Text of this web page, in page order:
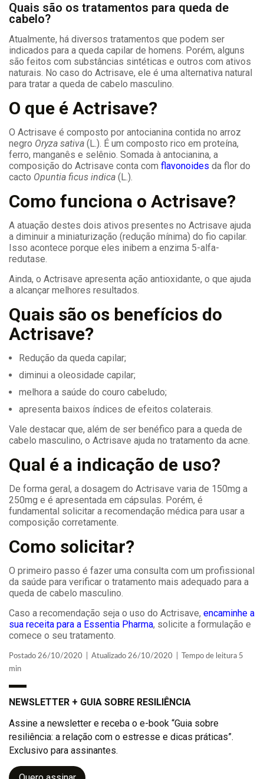
Quais são os tratamentos para queda de
cabelo?
Atualmente, há diversos tratamentos que podem ser
indicados para a queda capilar de homens. Porém, alguns
são feitos com substâncias sintéticas e outros com ativos
naturais. No caso do Actrisave, ele é uma alternativa natural
para tratar a queda de cabelo masculino.
O que é Actrisave?
O Actrisave é composto por antocianina contida no arroz
negro Oryza sativa (L.). É um composto rico em proteína,
ferro, manganês e selênio. Somada à antocianina, a
composição do Actrisave conta com flavonoides da flor do
cacto Opuntia ficus indica (L.).
Como funciona o Actrisave?
A atuação destes dois ativos presentes no Actrisave ajuda
a diminuir a miniaturização (redução mínima) do fio capilar.
Isso acontece porque eles inibem a enzima 5-alfa-
redutase.
Ainda, o Actrisave apresenta ação antioxidante, o que ajuda
a alcançar melhores resultados.
Quais são os benefícios do
Actrisave?
Redução da queda capilar;
diminui a oleosidade capilar;
melhora a saúde do couro cabeludo;
apresenta baixos índices de efeitos colaterais.
Vale destacar que, além de ser benéfico para a queda de
cabelo masculino, o Actrisave ajuda no tratamento da acne.
Qual é a indicação de uso?
De forma geral, a dosagem do Actrisave varia de 150mg a
250mg e é apresentada em cápsulas. Porém, é
fundamental solicitar a recomendação médica para usar a
composição corretamente.
Como solicitar?
O primeiro passo é fazer uma consulta com um profissional
da saúde para verificar o tratamento mais adequado para a
queda de cabelo masculino.
Caso a recomendação seja o uso do Actrisave, encaminhe a
sua receita para a Essentia Pharma, solicite a formulação e
comece o seu tratamento.
Postado 26/10/2020 | Atualizado 26/10/2020 | Tempo de leitura 5
min
NEWSLETTER + GUIA SOBRE RESILIÊNCIA
Assine a newsletter e receba o e-book “Guia sobre
resiliência: a relação com o estresse e dicas práticas”.
Exclusivo para assinantes.